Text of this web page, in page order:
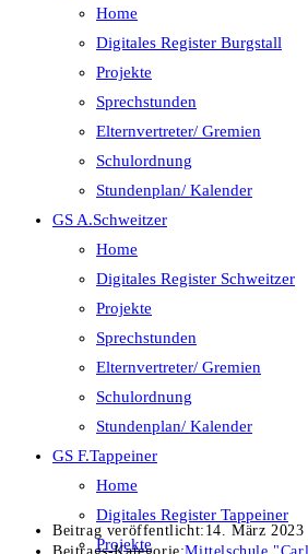
Home
Digitales Register Burgstall
Projekte
Sprechstunden
Elternvertreter/ Gremien
Schulordnung
Stundenplan/ Kalender
GS A.Schweitzer
Home
Digitales Register Schweitzer
Projekte
Sprechstunden
Elternvertreter/ Gremien
Schulordnung
Stundenplan/ Kalender
GS F.Tappeiner
Home
Digitales Register Tappeiner
Projekte
Beitrag veröffentlicht: 14. März 2023